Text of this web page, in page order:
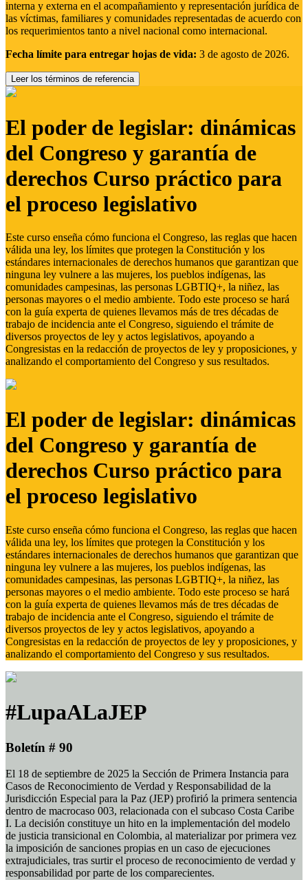
interna y externa en el acompañamiento y representación jurídica de
las víctimas, familiares y comunidades representadas de acuerdo con
los requerimientos tanto a nivel nacional como internacional.
Fecha límite para entregar hojas de vida: 3 de agosto de 2026.
Leer los términos de referencia
El poder de legislar: dinámicas
del Congreso y garantía de
derechos Curso práctico para
el proceso legislativo
Este curso enseña cómo funciona el Congreso, las reglas que hacen
válida una ley, los límites que protegen la Constitución y los
estándares internacionales de derechos humanos que garantizan que
ninguna ley vulnere a las mujeres, los pueblos indígenas, las
comunidades campesinas, las personas LGBTIQ+, la niñez, las
personas mayores o el medio ambiente. Todo este proceso se hará
con la guía experta de quienes llevamos más de tres décadas de
trabajo de incidencia ante el Congreso, siguiendo el trámite de
diversos proyectos de ley y actos legislativos, apoyando a
Congresistas en la redacción de proyectos de ley y proposiciones, y
analizando el comportamiento del Congreso y sus resultados.
El poder de legislar: dinámicas
del Congreso y garantía de
derechos Curso práctico para
el proceso legislativo
Este curso enseña cómo funciona el Congreso, las reglas que hacen
válida una ley, los límites que protegen la Constitución y los
estándares internacionales de derechos humanos que garantizan que
ninguna ley vulnere a las mujeres, los pueblos indígenas, las
comunidades campesinas, las personas LGBTIQ+, la niñez, las
personas mayores o el medio ambiente. Todo este proceso se hará
con la guía experta de quienes llevamos más de tres décadas de
trabajo de incidencia ante el Congreso, siguiendo el trámite de
diversos proyectos de ley y actos legislativos, apoyando a
Congresistas en la redacción de proyectos de ley y proposiciones, y
analizando el comportamiento del Congreso y sus resultados.
#LupaALaJEP
Boletín # 90
El 18 de septiembre de 2025 la Sección de Primera Instancia para
Casos de Reconocimiento de Verdad y Responsabilidad de la
Jurisdicción Especial para la Paz (JEP) profirió la primera sentencia
dentro de macrocaso 003, relacionada con el subcaso Costa Caribe
I. La decisión constituye un hito en la implementación del modelo
de justicia transicional en Colombia, al materializar por primera vez
la imposición de sanciones propias en un caso de ejecuciones
extrajudiciales, tras surtir el proceso de reconocimiento de verdad y
responsabilidad por parte de los comparecientes.